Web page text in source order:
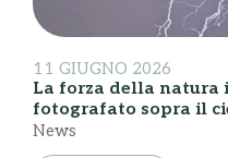
11 GIUGNO 2026
La forza della natura
fotografato sopra il
News